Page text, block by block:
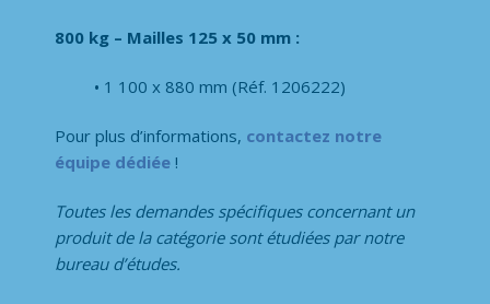
800 kg – Mailles 125 x 50 mm :
1 100 x 880 mm (Réf. 1206222)
Pour plus d’informations, contactez notre
équipe dédiée !
Toutes les demandes spécifiques concernant un
produit de la catégorie sont étudiées par notre
bureau d’études.